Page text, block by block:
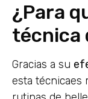
¿Para
técnica
Gracias a su
esta técnicaes